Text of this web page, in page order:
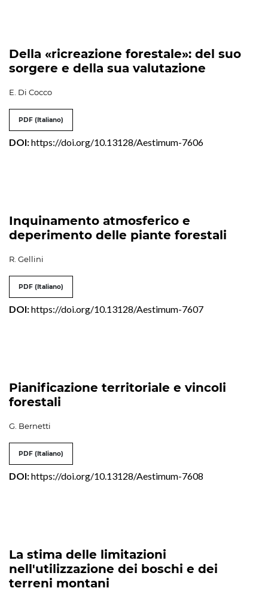
Della «ricreazione forestale»: del suo
sorgere e della sua valutazione
E. Di Cocco
PDF (Italiano)
DOI:https://doi.org/10.13128/Aestimum-7606
Inquinamento atmosferico e
deperimento delle piante forestali
R. Gellini
PDF (Italiano)
DOI:https://doi.org/10.13128/Aestimum-7607
Pianificazione territoriale e vincoli
forestali
G. Bernetti
PDF (Italiano)
DOI:https://doi.org/10.13128/Aestimum-7608
La stima delle limitazioni
nell'utilizzazione dei boschi e dei
terreni montani